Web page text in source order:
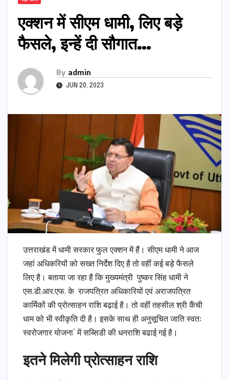
एक्शन में सीएम धामी, लिए बड़े
फैसले, इन्हें दी सौगात…
By admin
JUN 20, 2023
उत्तराखंड में धामी सरकार फुल एक्शन में हैं। सीएम धामी ने आज
जहां अधिकरियों को सख्त निर्देश दिए है तो वहीं कई बड़े फैसले
लिए है। बताया जा रहा है कि मुख्यमंत्री पुष्कर सिंह धामी ने
एस.डी.आर.एफ. के राजपत्रित अधिकारियों एवं अराजपत्रित
कार्मिकों की प्रोत्साहन राशि बढ़ाई है। तो वहीं तहसील श्री कैंची
धाम को भी स्वीकृति दी है। इसके साथ ही अनुसूचित जाति स्वतः
स्वरोजगार योजना’ में सब्सिडी की धनराशि बढाई गई है।
इतने मिलेगी प्रोत्साहन राशि